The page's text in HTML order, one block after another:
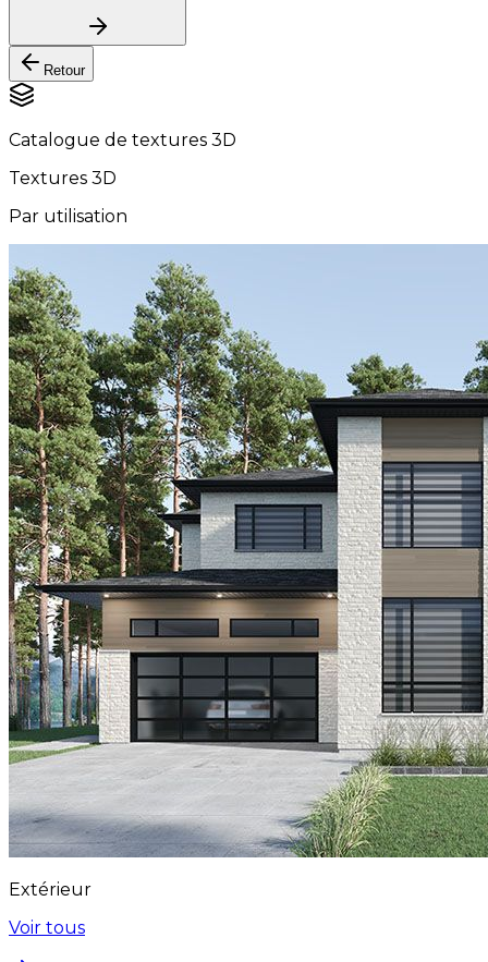
Retour
Catalogue de textures 3D
Textures 3D
Par utilisation
Extérieur
Voir tous